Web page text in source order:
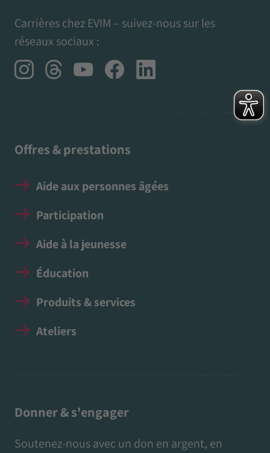
Carrières chez EVIM – suivez-nous sur les
réseaux sociaux :
Offres & prestations
Aide aux personnes âgées
Participation
Aide à la jeunesse
Éducation
Produits & services
Ateliers
Donner & s'engager
Soutenez-nous avec un don en argent, en